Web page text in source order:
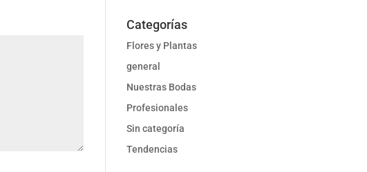
Categorías
Flores y Plantas
general
Nuestras Bodas
Profesionales
Sin categoría
Tendencias